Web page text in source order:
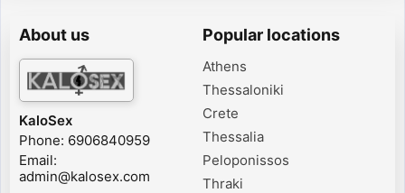
About us
KaloSex
Phone: 6906840959
Email:
admin@kalosex.com
Popular locations
Athens
Thessaloniki
Crete
Thessalia
Peloponissos
Thraki